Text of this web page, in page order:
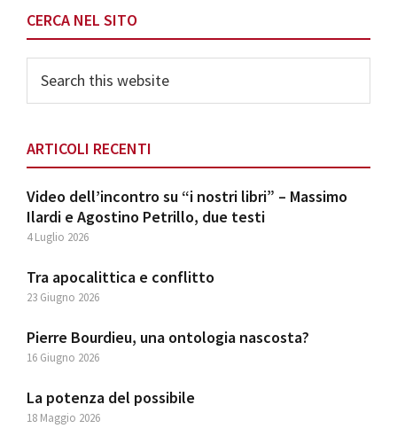
Primary
Sidebar
CERCA NEL SITO
this
website
ARTICOLI RECENTI
Video dell’incontro su “i nostri libri” – Massimo
Ilardi e Agostino Petrillo, due testi
4 Luglio 2026
Tra apocalittica e conflitto
23 Giugno 2026
Pierre Bourdieu, una ontologia nascosta?
16 Giugno 2026
La potenza del possibile
18 Maggio 2026